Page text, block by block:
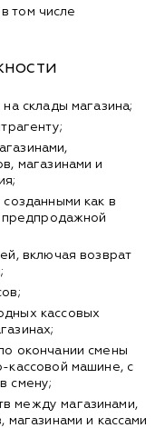
том числе
склады магазина;
магазинами и
как в
предпродажной
включая возврат
кассовых
окончании смены
кассовой машине, с
смену;
между магазинами,
магазинами и кассами